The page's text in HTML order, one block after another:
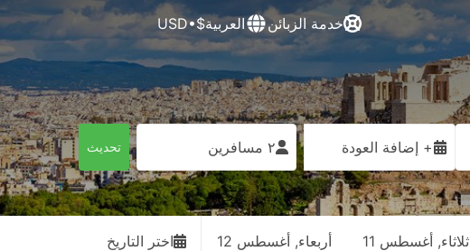
خدمة الزبائن العربية$•USD
+ إضافة العودة ٢ مسافرين تحديث
ثلاثاء, أغسطس 11 أربعاء, أغسطس 12 اختر التاريخ